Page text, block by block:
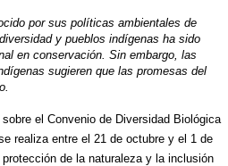
por sus políticas ambientales de
y pueblos indígenas ha sido
en conservación. Sin embargo, las
sugieren que las promesas del
el Convenio de Diversidad Biológica
realiza entre el 21 de octubre y el 1 de
de la naturaleza y la inclusión